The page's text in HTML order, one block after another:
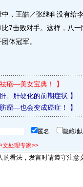
王皓／张继科没有给
7击败对手。这样，八
体冠军。
疮—美女宝典！ 】
、肝硬化的前期症状 】
瘤—也会变成癌症！ 】
匿名 隐藏
文处理专家>>